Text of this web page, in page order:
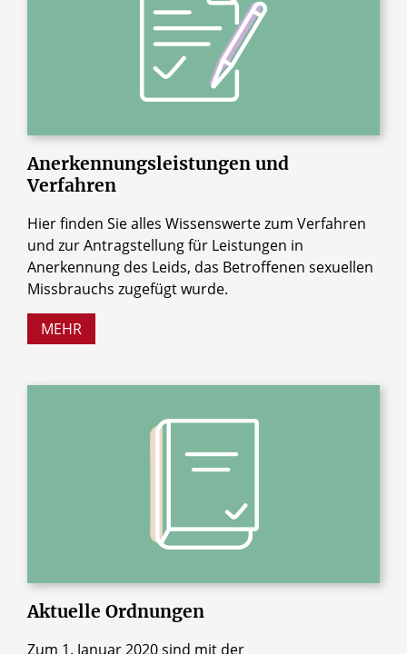
Anerkennungsleistungen und
Verfahren
Hier finden Sie alles Wissenswerte zum Verfahren
und zur Antragstellung für Leistungen in
Anerkennung des Leids, das Betroffenen sexuellen
Missbrauchs zugefügt wurde.
MEHR
Aktuelle Ordnungen
Zum 1. Januar 2020 sind mit der